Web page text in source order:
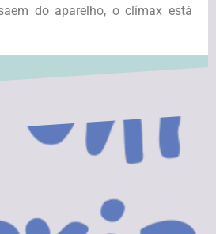
do aparelho, o clímax está